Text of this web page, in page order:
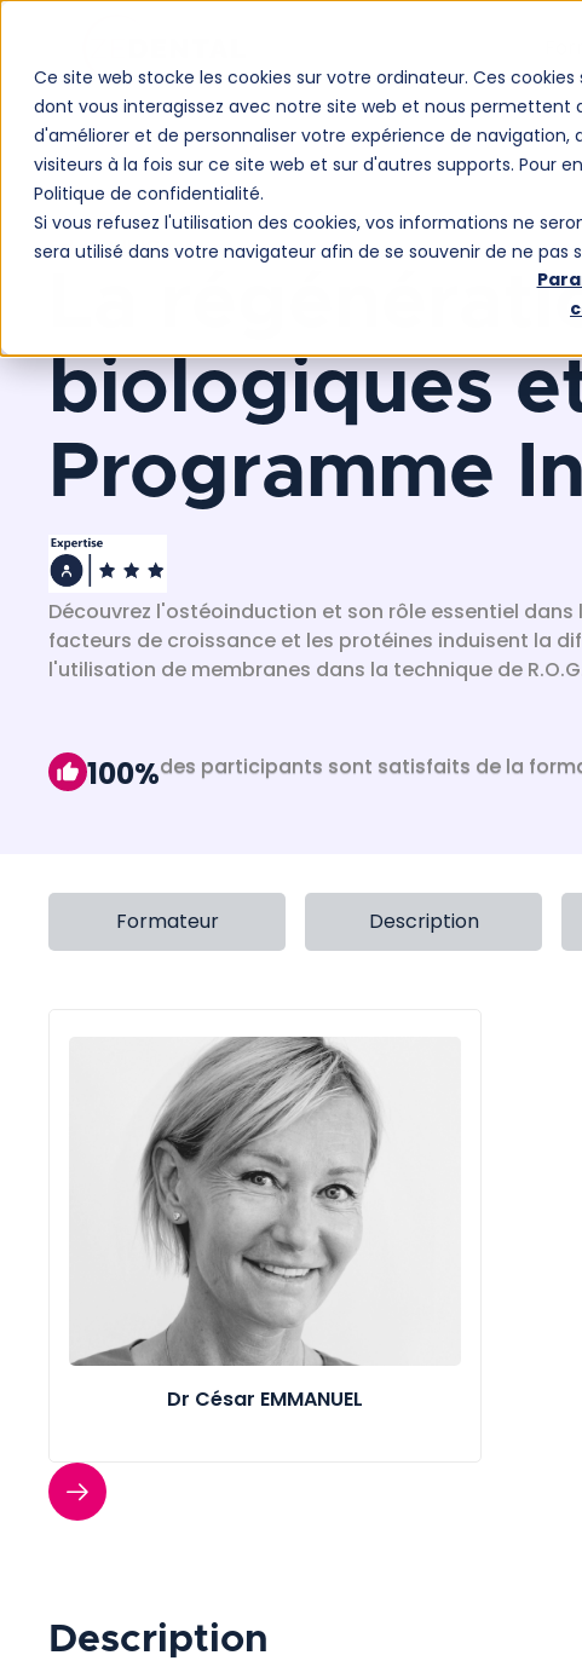
Ce site web stocke les cookies sur votre ordinateur. Ces
dont vous interagissez avec notre site web et nous permettent
d'améliorer et de personnaliser votre expérience de
visiteurs à la fois sur ce site web et sur d'autres supports. Pour
Politique de confidentialité.
Si vous refusez l'utilisation des cookies, vos informations ne
sera utilisé dans votre navigateur afin de se souvenir de ne pas
E-LEARNING
La
biologiques
Programme
Découvrez l'ostéoinduction et son rôle essentiel
facteurs de croissance et les protéines induisent la
l'utilisation de membranes dans la technique de
100%des participants sont satisfaits de la
Formateur Description
Dr César EMMANUEL
Description